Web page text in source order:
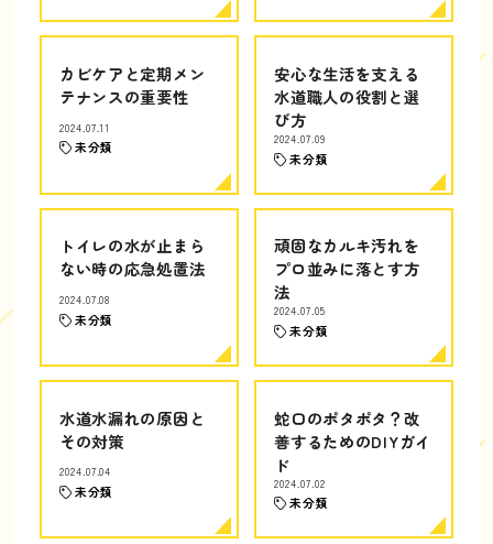
カビケアと定期メン
テナンスの重要性
2024.07.11
未分類
安心な生活を支える
水道職人の役割と選
び方
2024.07.09
未分類
トイレの水が止まら
ない時の応急処置法
2024.07.08
未分類
頑固なカルキ汚れを
プロ並みに落とす方
法
2024.07.05
未分類
水道水漏れの原因と
その対策
2024.07.04
未分類
蛇口のポタポタ？改
善するためのDIYガイ
ド
2024.07.02
未分類